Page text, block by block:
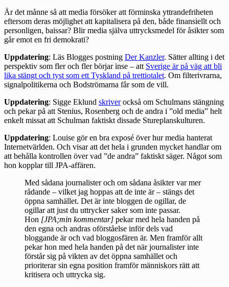
Är det månne så att media försöker att förminska yttrandefriheten
eftersom deras möjlighet att kapitalisera på den, både finansiellt och
personligen, baissar? Blir media själva uttrycksmedel för åsikter som
går emot en fri demokrati?
Uppdatering: Läs Blogges postning Der Kanzler. Sätter allting i det
perspektiv som fler och fler börjar inse – att Sverige är på väg att bli
lika stängt och tyst som ett Tyskland på trettiotalet. Om filterivrarna,
signalpolitikerna och Bodströmarna får som de vill.
Uppdatering: Sigge Eklund skriverockså om Schulmans stängning
och pekar på att Stenius, Rosenberg och de andra i ”old media” helt
enkelt missat att Schulman faktiskt dissade Stureplanskulturen.
Uppdatering: Louise gör en bra exposé över hur media hanterat
Internetvärlden. Och visar att det hela i grunden mycket handlar om
att behålla kontrollen över vad ”de andra” faktiskt säger. Något som
hon kopplar till JPA-affären.
Med sådana journalister och om sådana åsikter var mer
rådande – vilket jag hoppas att de inte är – stängs det
öppna samhället. Det är inte bloggen de ogillar, de
ogillar att just du uttrycker saker som inte passar.
Hon [JPA;min kommentar] pekar med hela handen på
den egna och andras oförståelse inför dels vad
bloggande är och vad bloggosfären är. Men framför allt
pekar hon med hela handen på det när journalister inte
förstår sig på vikten av det öppna samhället och
prioriterar sin egna position framför människors rätt att
kritisera och uttrycka sig.